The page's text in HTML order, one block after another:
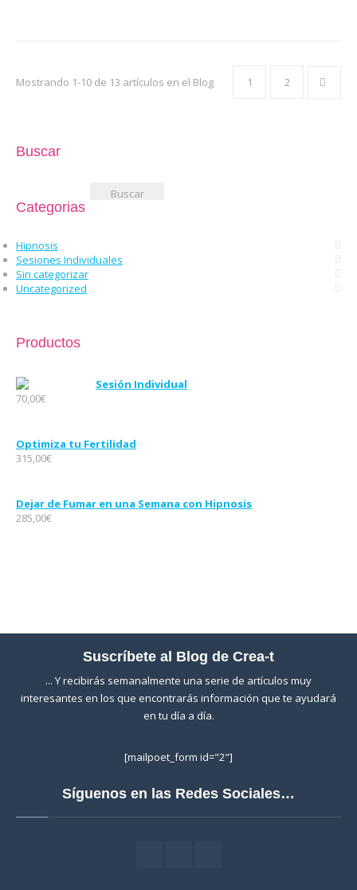
1 2
Mostrando 1-10 de 13 artículos en el Blog
Buscar
Categorias
Hipnosis
Sesiones Individuales
Sin categorizar
Uncategorized
Productos
Sesión Individual
70,00€
Optimiza tu Fertilidad
315,00€
Dejar de Fumar en una Semana con Hipnosis
285,00€
Suscríbete al Blog de Crea-t
... Y recibirás semanalmente una serie de artículos muy
interesantes en los que encontrarás información que te ayudará
en tu día a día.
[mailpoet_form id="2"]
Síguenos en las Redes Sociales…